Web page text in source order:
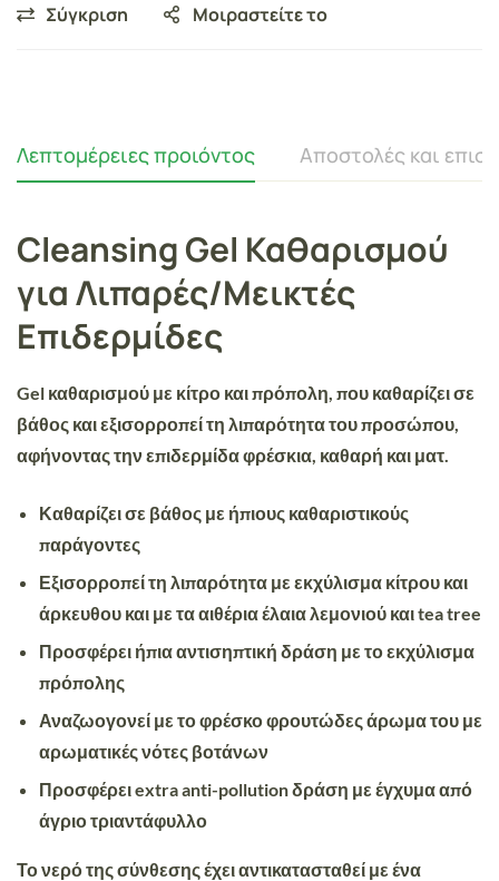
Σύγκριση Μοιραστείτε το
Λεπτομέρειες προιόντος Αποστολές και
Cleansing Gel Καθαρισμού
για Λιπαρές/Μεικτές
Επιδερμίδες
Gel καθαρισμού με κίτρο και πρόπολη, που καθαρίζει σε
βάθος και εξισορροπεί τη λιπαρότητα του προσώπου,
αφήνοντας την επιδερμίδαφρέσκια, καθαρή και ματ.
Καθαρίζει σε βάθος με ήπιους καθαριστικούς
παράγοντες
Εξισορροπεί τη λιπαρότητα με εκχύλισμα κίτρου και
άρκευθου και με τα αιθέρια έλαια λεμονιού και tea tree
Προσφέρει ήπια αντισηπτική δράση με το εκχύλισμα
πρόπολης
Αναζωογονεί με το φρέσκο φρουτώδες άρωμα του με
αρωματικές νότες βοτάνων
Προσφέρει extra anti-pollution δράση με έγχυμα από
άγριο τριαντάφυλλο
Το νερό της σύνθεσης έχει αντικατασταθεί με ένα